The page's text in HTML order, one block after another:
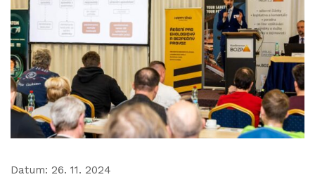
Datum: 26. 11. 2024